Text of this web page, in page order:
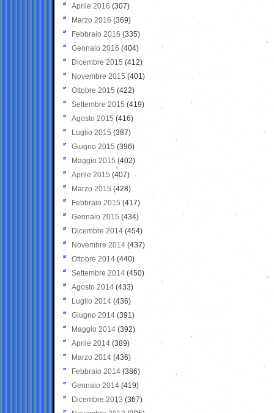
Aprile 2016 (307)
Marzo 2016 (369)
Febbraio 2016 (335)
Gennaio 2016 (404)
Dicembre 2015 (412)
Novembre 2015 (401)
Ottobre 2015 (422)
Settembre 2015 (419)
Agosto 2015 (416)
Luglio 2015 (387)
Giugno 2015 (396)
Maggio 2015 (402)
Aprile 2015 (407)
Marzo 2015 (428)
Febbraio 2015 (417)
Gennaio 2015 (434)
Dicembre 2014 (454)
Novembre 2014 (437)
Ottobre 2014 (440)
Settembre 2014 (450)
Agosto 2014 (433)
Luglio 2014 (436)
Giugno 2014 (391)
Maggio 2014 (392)
Aprile 2014 (389)
Marzo 2014 (436)
Febbraio 2014 (386)
Gennaio 2014 (419)
Dicembre 2013 (367)